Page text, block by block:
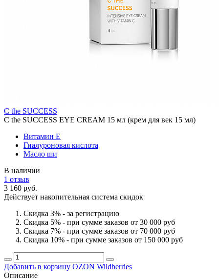
C the SUCCESS
C the SUCCESS EYE CREAM 15 мл (крем для век 15 мл)
Витамин Е
Гиалуроновая кислота
Масло ши
В наличии
1 отзыв
3 160 руб.
Действует накопительная система скидок
Скидка 3% - за регистрацию
Скидка 5% - при сумме заказов от 30 000 руб
Скидка 7% - при сумме заказов от 70 000 руб
Скидка 10% - при сумме заказов от 150 000 руб
Добавить в корзину OZON Wildberries
Описание